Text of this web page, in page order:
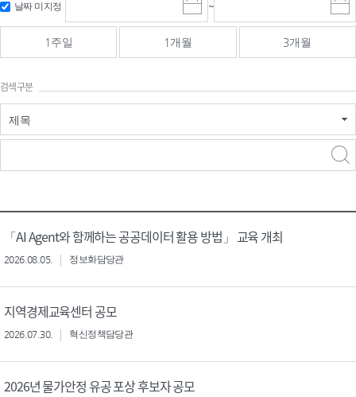
날짜 미지정
시
작
일
선
~
종
료
선
1주일 1개월 3개월
검색구분
제목
「AI Agent와 함께하는 공공데이터 활용 방법」 교육 개최
2026.08.05. 정보화담당관
지역경제교육센터 공모
2026.07.30. 혁신정책담당관
2026년 물가안정 유공 포상 후보자 공모